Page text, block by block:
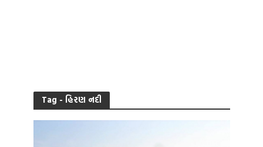
Tag - હિરણ નદી